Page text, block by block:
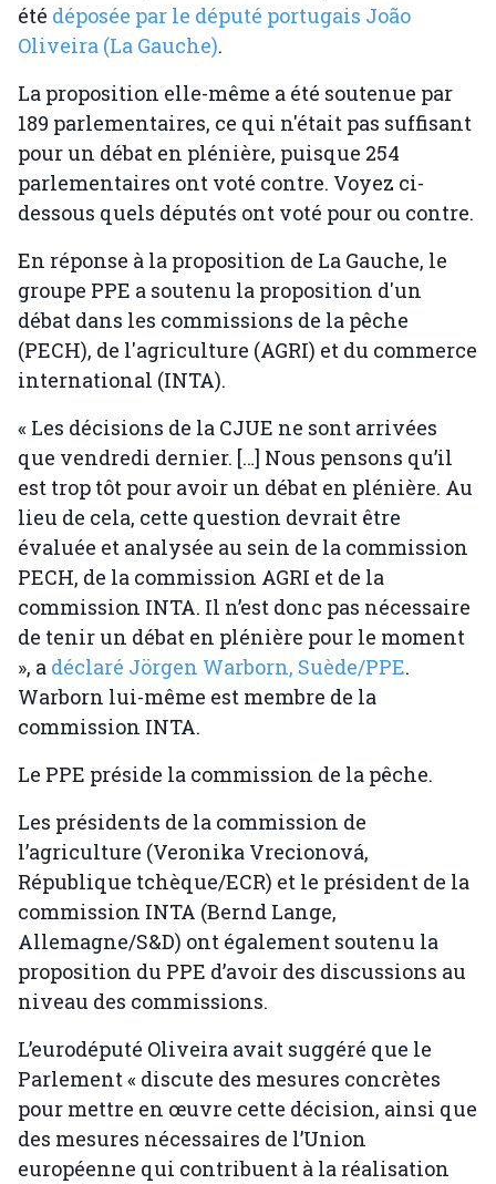
été déposée par le député portugais João
Oliveira (La Gauche).
La ​​proposition elle-même a été soutenue par
189 parlementaires, ce qui n'était pas suffisant
pour un débat en plénière, puisque 254
parlementaires ont voté contre. Voyez ci-
dessous quels députés ont voté pour ou contre.
En réponse à la proposition de La Gauche, le
groupe PPE a soutenu la proposition d'un
débat dans les commissions de la pêche
(PECH), de l'agriculture (AGRI) et du commerce
international (INTA).
« Les décisions de la CJUE ne sont arrivées
que vendredi dernier. […] Nous pensons qu’il
est trop tôt pour avoir un débat en plénière. Au
lieu de cela, cette question devrait être
évaluée et analysée au sein de la commission
PECH, de la commission AGRI et de la
commission INTA. Il n’est donc pas nécessaire
de tenir un débat en plénière pour le moment
», a déclaré Jörgen Warborn, Suède/PPE.
Warborn lui-même est membre de la
commission INTA.
Le PPE préside la commission de la pêche.
Les présidents de la commission de
l’agriculture (Veronika Vrecionová,
République tchèque/ECR) et le président de la
commission INTA (Bernd Lange,
Allemagne/S&D) ont également soutenu la
proposition du PPE d’avoir des discussions au
niveau des commissions.
L’eurodéputé Oliveira avait suggéré que le
Parlement « discute des mesures concrètes
pour mettre en œuvre cette décision, ainsi que
des mesures nécessaires de l’Union
européenne qui contribuent à la réalisation